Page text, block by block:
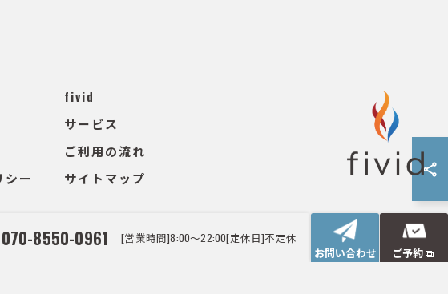
070-8550-0961 [営業時間]8:00～22:00[定休日]不定休
お問い合わせ ご予約
シー
fivid
サービス
ご利用の流れ
サイトマップ
RESERVED.